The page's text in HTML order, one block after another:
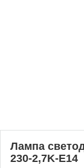
Лампа
230-2,7K-E14